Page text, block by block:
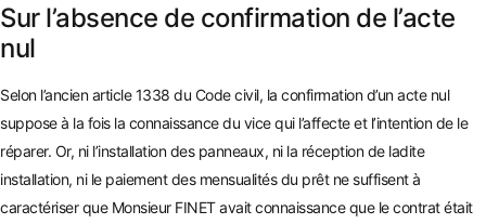
Sur l’absence de confirmation de l’acte
nul
Selon l’ancien article 1338 du Code civil, la confirmation d’un acte nul
suppose à la fois la connaissance du vice qui l’affecte et l’intention de le
réparer. Or, ni l’installation des panneaux, ni la réception de ladite
installation, ni le paiement des mensualités du prêt ne suffisent à
caractériser que Monsieur FINET avait connaissance que le contrat était